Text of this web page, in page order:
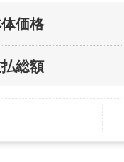
価格
総額